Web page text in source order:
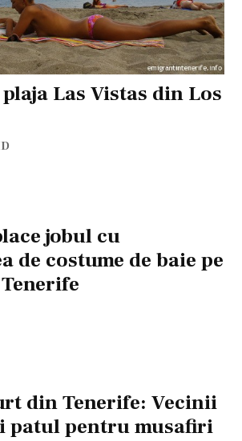
Las Vistas din Los
jobul cu
de costume de baie pe
din Tenerife: Vecinii
patul pentru musafiri